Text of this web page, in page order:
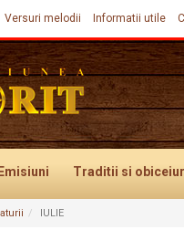
Versuri melodii Informatii utile
Emisiuni Traditii si
IULIE